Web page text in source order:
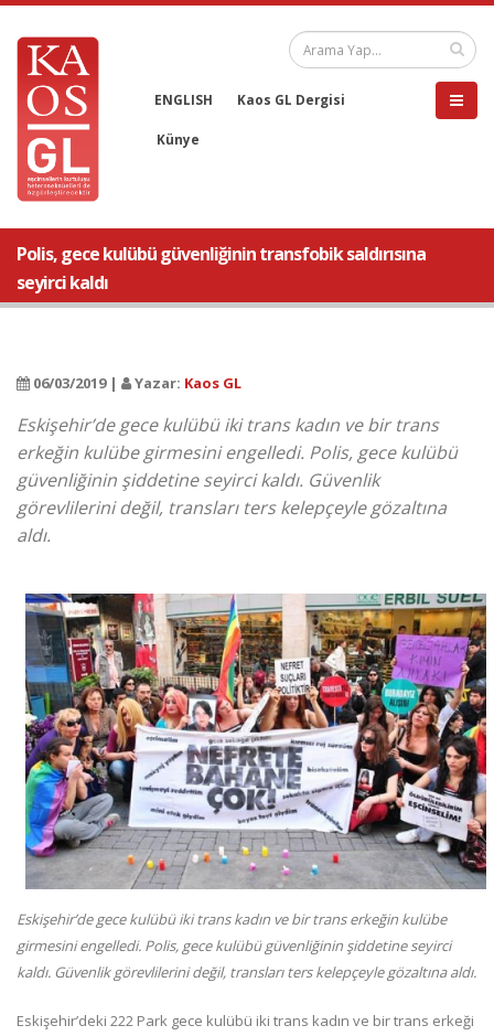
ENGLISH Kaos GL Dergisi
Künye
Polis, gece kulübü güvenliğinin transfobik saldırısına
seyirci kaldı
06/03/2019 | Yazar: Kaos GL
Eskişehir’de gece kulübü iki trans kadın ve bir trans
erkeğin kulübe girmesini engelledi. Polis, gece kulübü
güvenliğinin şiddetine seyirci kaldı. Güvenlik
görevlilerini değil, transları ters kelepçeyle gözaltına
aldı.
Eskişehir’de gece kulübü iki trans kadın ve bir trans erkeğin kulübe
girmesini engelledi. Polis, gece kulübü güvenliğinin şiddetine seyirci
kaldı. Güvenlik görevlilerini değil, transları ters kelepçeyle gözaltına aldı.
Eskişehir’deki 222 Park gece kulübü iki trans kadın ve bir trans erkeği